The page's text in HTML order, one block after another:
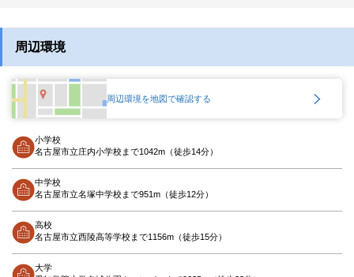
周辺環境
周辺環境を地図で確認する
小学校
名古屋市立庄内小学校まで1042m（徒歩14分）
中学校
名古屋市立名塚中学校まで951m（徒歩12分）
高校
名古屋市立西陵高等学校まで1156m（徒歩15分）
大学